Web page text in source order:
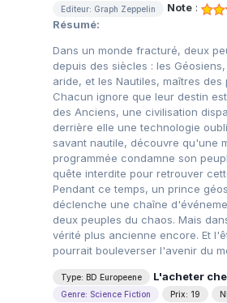
Editeur: Graph Zeppelin
Note :
Résumé:
Dans un monde fracturé, deux
depuis des siècles : les
aride, et les Nautiles, maîtres
Chacun ignore que leur destin
des Anciens, une civilisation
derrière elle une technologie
savant nautile, découvre qu'une
programmée condamne son
quête interdite pour retrouver
Pendant ce temps, un prince
déclenche une chaîne
deux peuples du chaos. Mais
vérité plus ancienne encore. Et
pourrait bouleverser l'avenir du
Type: BD Europeene L'acheter
Genre: Science Fiction Prix: 19